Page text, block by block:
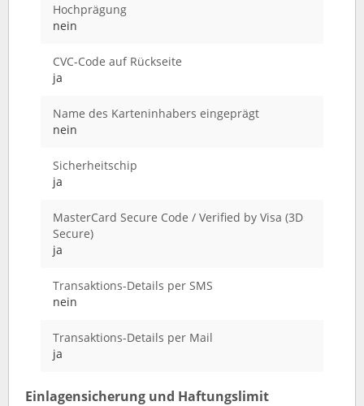
Hochprägung
nein
CVC-Code auf Rückseite
ja
Name des Karteninhabers eingeprägt
nein
Sicherheitschip
ja
MasterCard Secure Code / Verified by Visa (3D
Secure)
ja
Transaktions-Details per SMS
nein
Transaktions-Details per Mail
ja
Einlagensicherung und Haftungslimit